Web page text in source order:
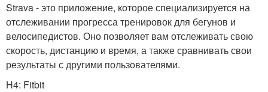
Strava - это приложение, которое специализируется на
отслеживании прогресса тренировок для бегунов и
велосипедистов. Оно позволяет вам отслеживать свою
скорость, дистанцию и время, а также сравнивать свои
результаты с другими пользователями.
H4: Fitbit